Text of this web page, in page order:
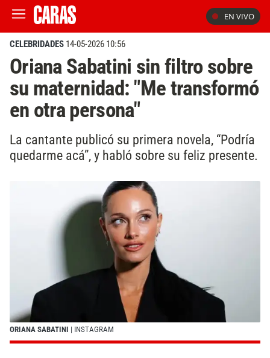
EN VIVO
CELEBRIDADES 14-05-2026 10:56
Oriana Sabatini sin filtro sobre
su maternidad: "Me transformó
en otra persona"
La cantante publicó su primera novela, “Podría
quedarme acá”, y habló sobre su feliz presente.
ORIANA SABATINI | INSTAGRAM